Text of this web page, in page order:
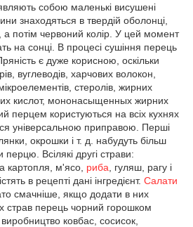
являють собою маленькі висушені
знаходяться в твердій оболонці,
а потім червоний колір. У цей момент
на сонці. В процесі сушіння перець
є дуже корисною, оскільки
вуглеводів, харчових волокон,
стеролів, жирних
кислот, мононасыщенных жирних
перцем користуються на всіх кухнях
універсальною приправою. Перші
окрошки і т. д. набудуть більш
Всілякі другі страви:
картопля, м'ясо, риба , гуляш, рагу і
в рецепті дані інгредієнт. Салати
смачніше, якщо додати в них
страв перець чорний горошком
ковбас, сосисок,